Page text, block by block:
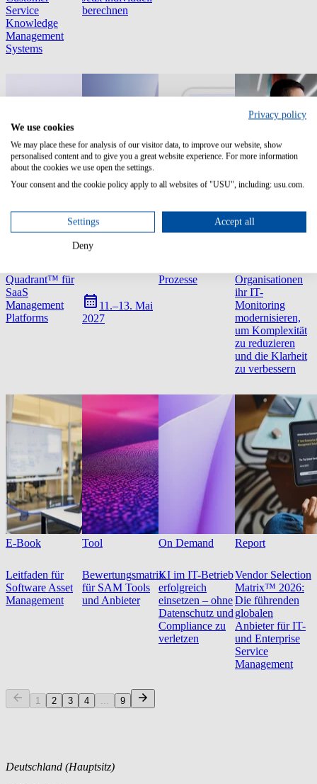
Service
Knowledge
Management
Systems
berechnen
Quadrant™ für
SaaS
Management
Platforms
Event
USU World
11.–13. Mai
2027
Prozesse
Study
Organisationen
ihr IT-
Monitoring
modernisieren,
um Komplexität
zu reduzieren
und die Klarheit
zu verbessern
E-Book
Leitfaden für
Software Asset
Management
Tool
Bewertungsmatrix
für SAM Tools
und Anbieter
On Demand
KI im IT-Betrieb
erfolgreich
einsetzen – ohne
Datenschutz und
Compliance zu
verletzen
Report
Vendor Selection
Matrix™ 2026:
Die führenden
globalen
Anbieter für IT-
und Enterprise
Service
Management
1 2 3 4 ... 9
Deutschland (Hauptsitz)
Privacy policy
We use cookies
We may place these for analysis of our visitor data, to improve our website, show
personalised content and to give you a great website experience. For more information
about the cookies we use open the settings.
Your consent and the cookie policy apply to all websites of "USU", including: usu.com.
Settings Accept all
Deny